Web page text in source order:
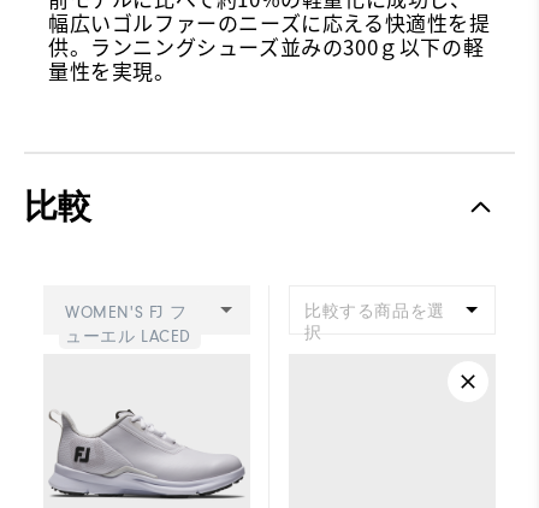
幅広いゴルファーのニーズに応える快適性を提
供。ランニングシューズ並みの300ｇ以下の軽
量性を実現。
比較
WOMEN'S FJ フ
ューエル LACED
比較する商品を選
択